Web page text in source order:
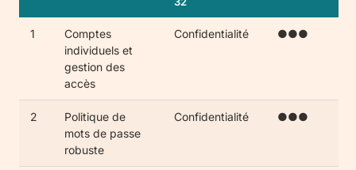
1
Comptes
individuels et
gestion des
accès
Confidentialité ●●●
2
Politique de
mots de passe
robuste
Confidentialité ●●●